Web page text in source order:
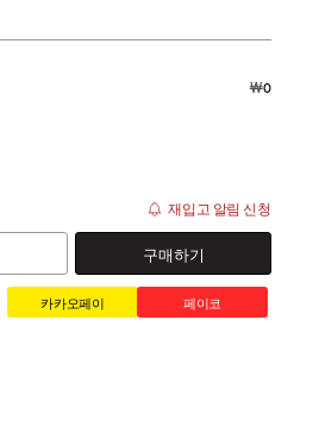
￦0
재입고 알림 신청
구매하기